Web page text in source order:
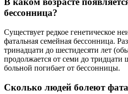
бессонница?
Существует редкое генетическое
фатальная семейная бессонница.
тринадцати до шестидесяти лет
продолжается от семи до тридцати
больной погибает от бессонницы.
Сколько людей болеют